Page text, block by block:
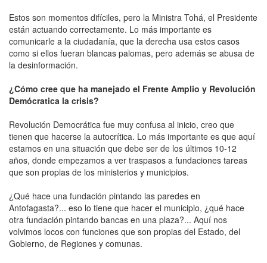
Estos son momentos difíciles, pero la Ministra Tohá, el Presidente
están actuando correctamente. Lo más importante es
comunicarle a la ciudadanía, que la derecha usa estos casos
como si ellos fueran blancas palomas, pero además se abusa de
la desinformación.
¿Cómo cree que ha manejado el Frente Amplio y Revolución
Demócratica la crisis?
Revolución Democrática fue muy confusa al inicio, creo que
tienen que hacerse la autocrítica. Lo más importante es que aquí
estamos en una situación que debe ser de los últimos 10-12
años, donde empezamos a ver traspasos a fundaciones tareas
que son propias de los ministerios y municipios.
¿Qué hace una fundación pintando las paredes en
Antofagasta?... eso lo tiene que hacer el municipio, ¿qué hace
otra fundación pintando bancas en una plaza?... Aquí nos
volvimos locos con funciones que son propias del Estado, del
Gobierno, de Regiones y comunas.